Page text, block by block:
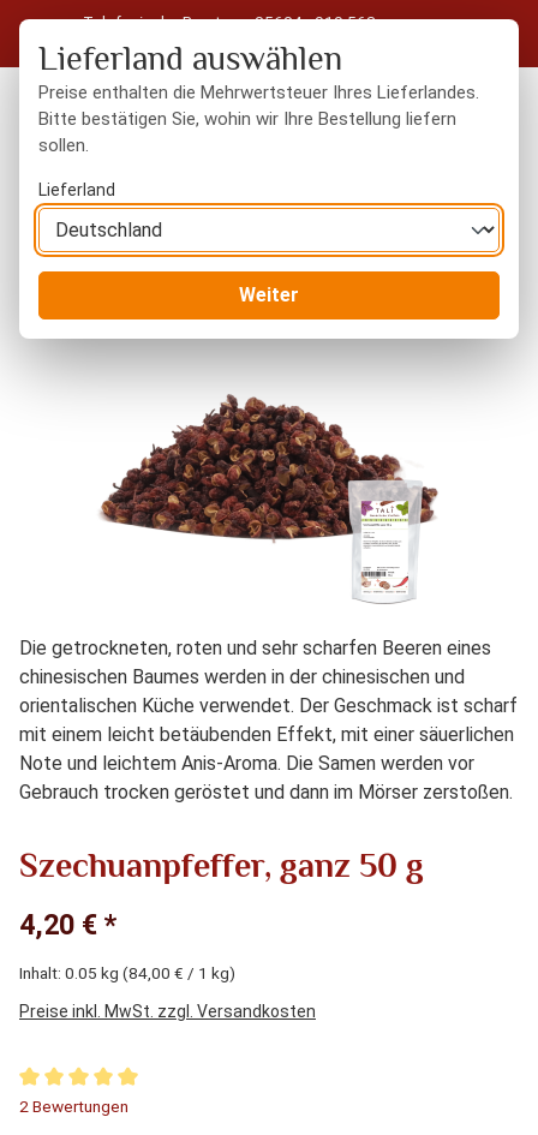
Zum Hauptinhalt springen
Telefonische Beratung: 05604 - 919 563
Kostenloser Versand in Deutschland ab 50 € Warenwert
Die getrockneten, roten und sehr scharfen Beeren eines
chinesischen Baumes werden in der chinesischen und
orientalischen Küche verwendet. Der Geschmack ist scharf
mit einem leicht betäubenden Effekt, mit einer säuerlichen
Note und leichtem Anis-Aroma. Die Samen werden vor
Gebrauch trocken geröstet und dann im Mörser zerstoßen.
Szechuanpfeffer, ganz 50 g
4,20 € *
Inhalt: 0.05 kg (84,00 € / 1 kg)
Preise inkl. MwSt. zzgl. Versandkosten
Durchschnittliche Bewertung von 5 von 5 Sternen
2 Bewertungen
Lieferland auswählen
Preise enthalten die Mehrwertsteuer Ihres Lieferlandes.
Bitte bestätigen Sie, wohin wir Ihre Bestellung liefern
sollen.
Lieferland
Weiter